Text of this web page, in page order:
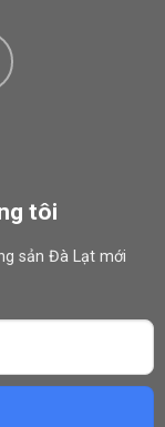
tôi
sản Đà Lạt mới